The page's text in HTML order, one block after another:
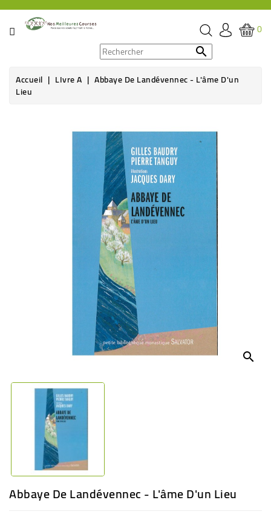
CATÉGORIE
ÉPICERIE
0

Accueil LIvre A Abbaye De Landévennec - L'âme D'un
Lieu
search
Abbaye De Landévennec - L'âme D'un Lieu